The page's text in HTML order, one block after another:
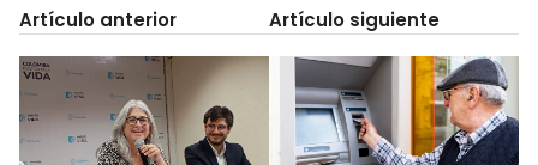
Artículo anterior Artículo siguiente